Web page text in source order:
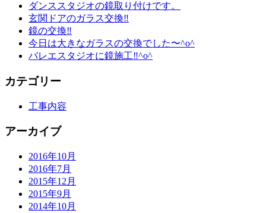
ダンススタジオの鏡取り付けです。
玄関ドアのガラス交換‼︎
鏡の交換‼︎
今日は大きなガラスの交換でした〜^o^
バレエスタジオに鏡施工‼︎^o^
カテゴリー
工事内容
アーカイブ
2016年10月
2016年7月
2015年12月
2015年9月
2014年10月